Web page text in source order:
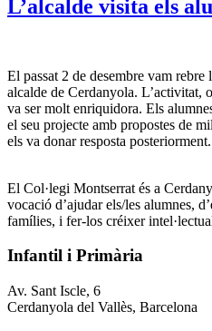
L’alcalde visita els
El passat 2 de desembre vam
alcalde de Cerdanyola. L’activitat,
va ser molt enriquidora. Els
el seu projecte amb propostes de
els va donar resposta
El Col·legi Montserrat és a
vocació d’ajudar els/les alumnes,
famílies, i fer-los créixer
Infantil i Primària
Av. Sant Iscle, 6
Cerdanyola del Vallès, Barcelona